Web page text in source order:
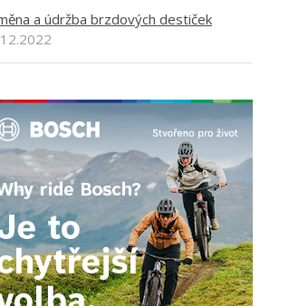
a údržba brzdových destiček